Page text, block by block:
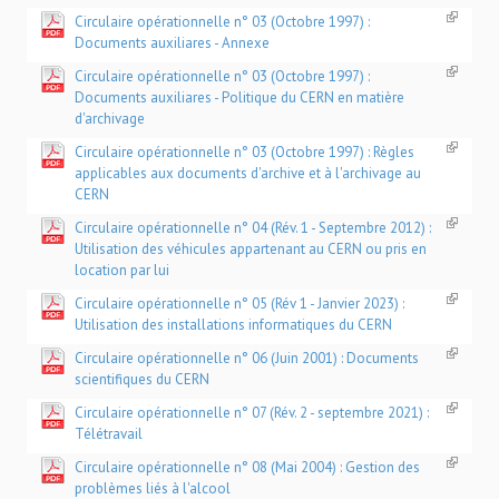
Circulaire opérationnelle n° 03 (Octobre 1997) :
Documents auxiliares - Annexe
Circulaire opérationnelle n° 03 (Octobre 1997) :
Documents auxiliares - Politique du CERN en matière
d'archivage
Circulaire opérationnelle n° 03 (Octobre 1997) : Règles
applicables aux documents d'archive et à l'archivage au
CERN
Circulaire opérationnelle n° 04 (Rév. 1 - Septembre 2012) :
Utilisation des véhicules appartenant au CERN ou pris en
location par lui
Circulaire opérationnelle n° 05 (Rév 1 - Janvier 2023) :
Utilisation des installations informatiques du CERN
Circulaire opérationnelle n° 06 (Juin 2001) : Documents
scientifiques du CERN
Circulaire opérationnelle n° 07 (Rév. 2 - septembre 2021) :
Télétravail
Circulaire opérationnelle n° 08 (Mai 2004) : Gestion des
problèmes liés à l'alcool